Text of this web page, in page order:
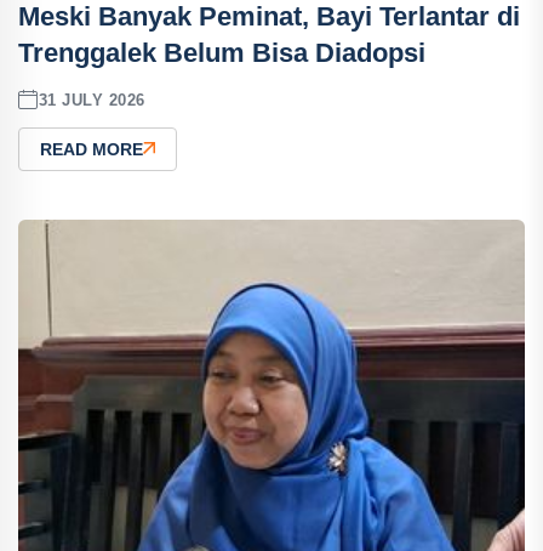
Meski Banyak Peminat, Bayi Terlantar di
Trenggalek Belum Bisa Diadopsi
31 JULY 2026
READ MORE